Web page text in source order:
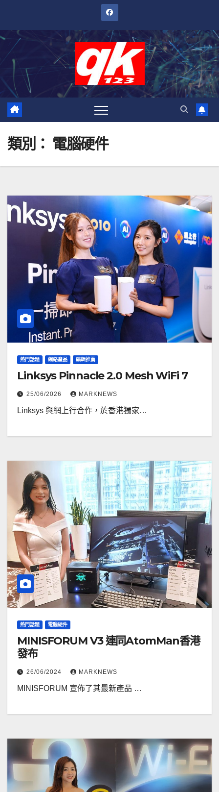
內
類別： 電腦硬件
熱門話題 網絡產品 編輯推薦
Linksys Pinnacle 2.0 Mesh WiFi 7
25/06/2026 MARKNEWS
Linksys 與網上行合作，於香港獨家…
熱門話題 電腦硬件
MINISFORUM V3 連同AtomMan香港
發布
26/06/2024 MARKNEWS
MINISFORUM 宣佈了其最新產品 …